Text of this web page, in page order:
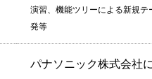
演習、機能ツリーによる新規
発等
パナソニック株式会社